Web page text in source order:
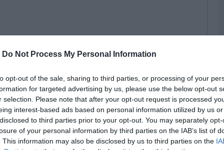
Do Not Process My Personal Information
opt-out of the sale, sharing to third parties, or processing of your
for targeted advertising by us, please use the below opt-out
selection. Please note that after your opt-out request is processed
interest-based ads based on personal information utilized by us
to third parties prior to your opt-out. You may separately
of your personal information by third parties on the IAB’s list of
This information may also be disclosed by us to third parties on the
σεκυβέρνηση – εργοδοσία, που βάζουν